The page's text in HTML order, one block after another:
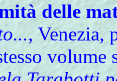
delle
, Venezia,
volume